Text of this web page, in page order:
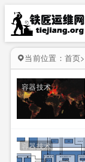
当前位置： 首页>
容器技术
容器技术